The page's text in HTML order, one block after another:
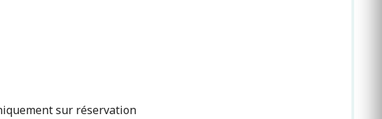
sur réservation